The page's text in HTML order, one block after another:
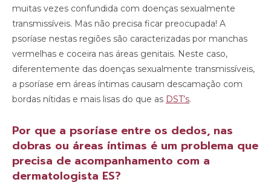
muitas vezes confundida com doenças sexualmente
transmissíveis. Mas não precisa ficar preocupada! A
psoríase nestas regiões são caracterizadas por manchas
vermelhas e coceira nas áreas genitais. Neste caso,
diferentemente das doenças sexualmente transmissíveis,
a psoríase em áreas íntimas causam descamação com
bordas nítidas e mais lisas do que as DST’s.
Por que a psoríase entre os dedos, nas
dobras ou áreas íntimas é um problema que
precisa de acompanhamento com a
dermatologista ES?